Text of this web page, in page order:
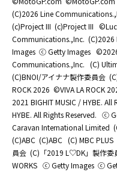
(C)2026 Line
(c)Project III (c)Project III
Communications.,Inc. (C)2026
Images ⓒ Getty Images
Communications.,Inc. (C)
(C)BNOI/アイナナ製作委員会
ROCK 2026 ©️VIVA LA ROCK
2021 BIGHIT MUSIC / HYBE. All
HYBE. All Rights Reserved. ⓒ
Caravan International Limited
(C)ABC (C)ABC (C) MBC PLUS
員会 (C)「2019 L♡DK」製作委
WORKS ⓒ Getty Images ⓒ